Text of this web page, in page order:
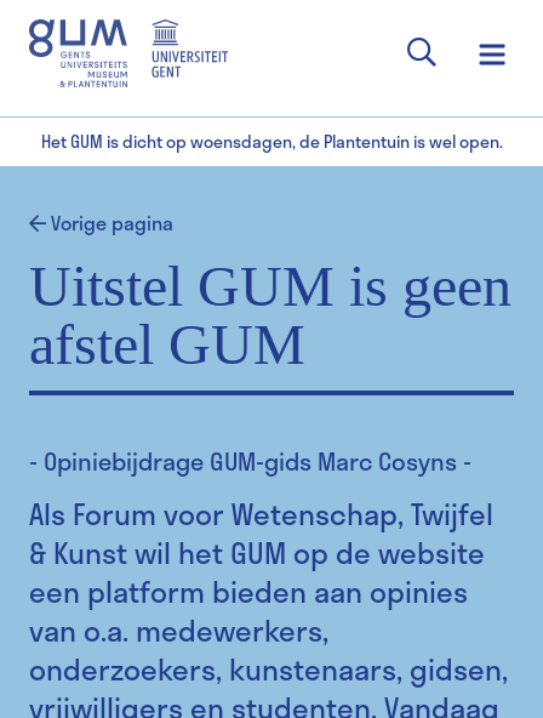
Het GUM is dicht op woensdagen, de Plantentuin is wel open.
Vorige pagina
Uitstel GUM is geen
afstel GUM
- Opiniebijdrage GUM-gids Marc Cosyns -
Als Forum voor Wetenschap, Twijfel
& Kunst wil het GUM op de website
een platform bieden aan opinies
van o.a. medewerkers,
onderzoekers, kunstenaars, gidsen,
vrijwilligers en studenten. Vandaag